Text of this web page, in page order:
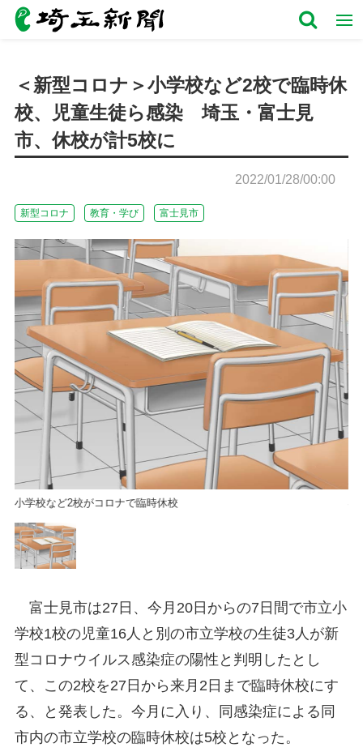
＜新型コロナ＞小学校など2校で臨時休
校、児童生徒ら感染 埼玉・富士見
市、休校が計5校に
2022/01/28/00:00
新型コロナ 教育・学び 富士見市
小学校など2校がコロナで臨時休校
富士見市は27日、今月20日からの7日間で市立小
学校1校の児童16人と別の市立学校の生徒3人が新
型コロナウイルス感染症の陽性と判明したとし
て、この2校を27日から来月2日まで臨時休校にす
る、と発表した。今月に入り、同感染症による同
市内の市立学校の臨時休校は5校となった。